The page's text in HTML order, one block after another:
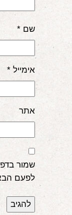
שם *
אימייל *
אתר
שמור
לפעם